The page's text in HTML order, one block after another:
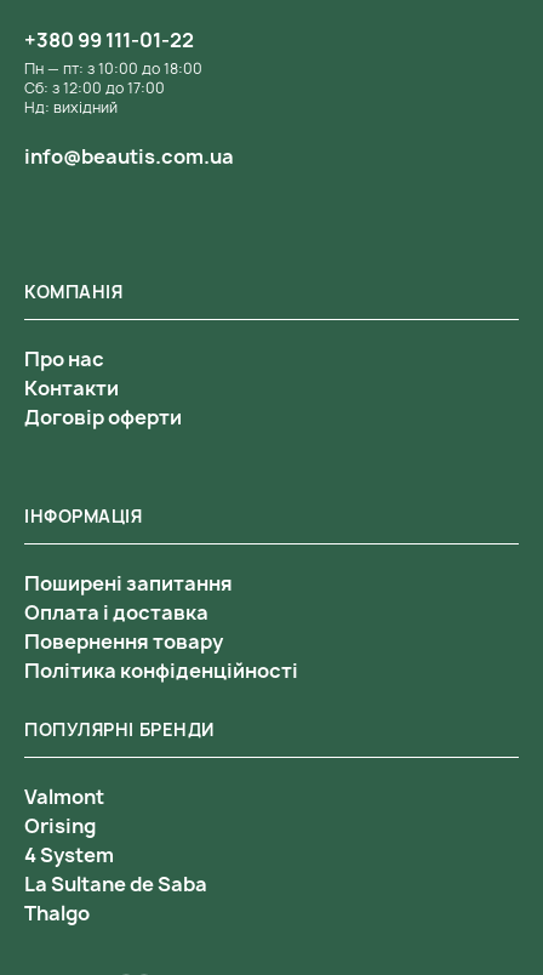
ІНФОРМАЦІЯ
Поширені запитання
Оплата і доставка
Повернення товару
Політика конфіденційності
КОМПАНІЯ
Про нас
Контакти
Договір оферти
ПОПУЛЯРНІ БРЕНДИ
Valmont
Orising
4 System
La Sultane de Saba
Thalgo
+380 99 111-01-22
Пн — пт: з 10:00 до 18:00
Сб: з 12:00 до 17:00
Нд: вихідний
info@beautis.com.ua